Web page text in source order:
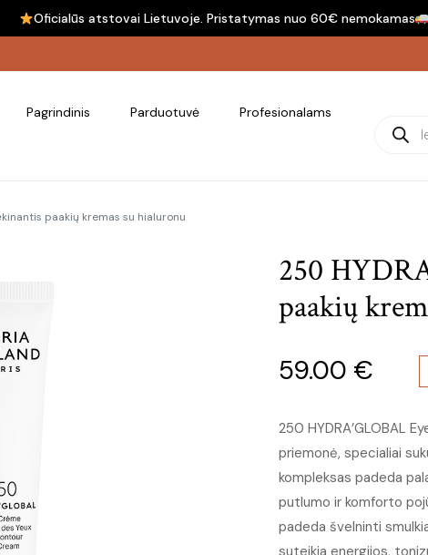
Oficialūs atstovai Lietuvoje. Pristatymas nuo 60€ nemokamas
Pagrindinis Parduotuvė Profesionalams
paakių kremas su hialuronu
250
paakių
59.00 €
250 HYDRA’GLOBAL
priemonė, specialiai
kompleksas padeda
putlumo ir komforto
padeda švelninti
suteikia energijos,